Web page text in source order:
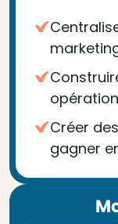
Créer
gagner